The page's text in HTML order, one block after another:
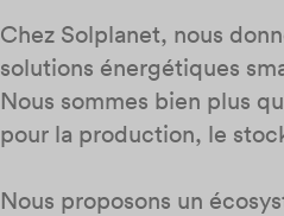
Chez Solplanet, nous
solutions énergétiques
Nous sommes bien plus
pour la production, le
Nous proposons un